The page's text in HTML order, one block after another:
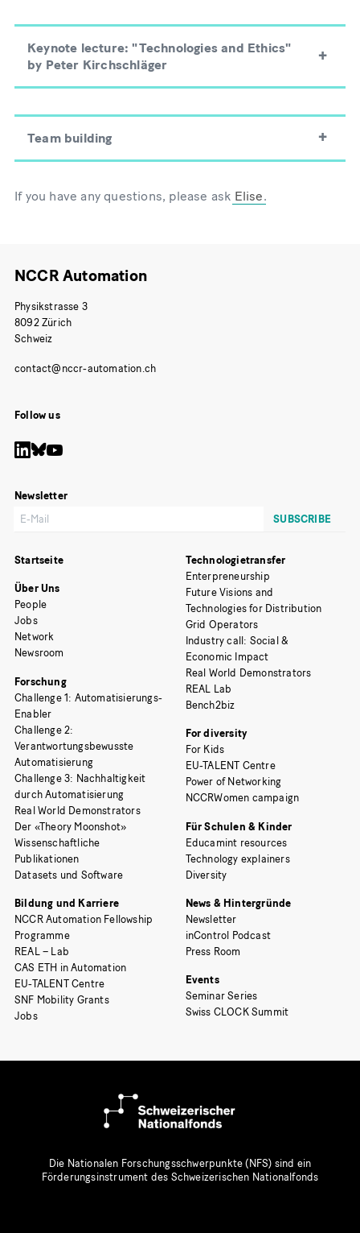
Keynote lecture: "Technologies and Ethics"
by Peter Kirchschläger
Team building
If you have any questions, please ask Elise.
NCCR Automation
Physikstrasse 3
8092 Zürich
Schweiz
Follow us
Newsletter
Startseite
Über Uns
People
Jobs
Network
Newsroom
Forschung
Challenge 1: Automatisierungs-
Enabler
Challenge 2:
Verantwortungsbewusste
Automatisierung
Challenge 3: Nachhaltigkeit
durch Automatisierung
Real World Demonstrators
Der «Theory Moonshot»
Wissenschaftliche
Publikationen
Datasets und Software
Bildung und Karriere
NCCR Automation Fellowship
Programme
REAL – Lab
CAS ETH in Automation
EU-TALENT Centre
SNF Mobility Grants
Jobs
Technologietransfer
Enterpreneurship
Future Visions and
Technologies for Distribution
Grid Operators
Industry call: Social &
Economic Impact
Real World Demonstrators
REAL Lab
Bench2biz
For diversity
For Kids
EU-TALENT Centre
Power of Networking
NCCRWomen campaign
Für Schulen & Kinder
Educamint resources
Technology explainers
Diversity
News & Hintergründe
Newsletter
inControl Podcast
Press Room
Events
Seminar Series
Swiss CLOCK Summit
Die Nationalen Forschungsschwerpunkte (NFS) sind ein
Förderungsinstrument des Schweizerischen Nationalfonds